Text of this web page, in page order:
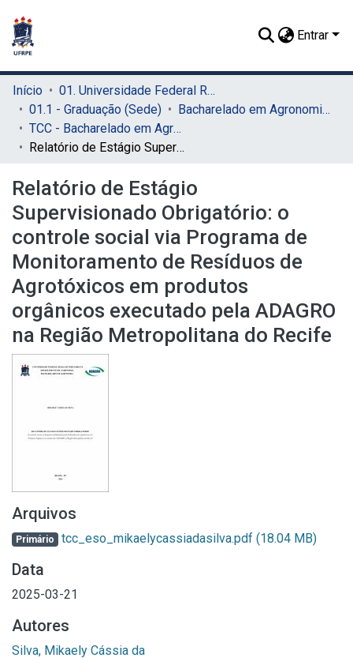
Entrar
Início
01. Universidade Federal Rural de Pernambuco - UFRPE (Sede)
01.1 - Graduação (Sede)
Bacharelado em Agronomia (Sede)
TCC - Bacharelado em Agronomia (Sede)
Relatório de Estágio Supervisionado Obrigatório: o controle social via Programa de Monitoramento de Resíduos de Agrotóxicos em produtos orgânicos executado pela ADAGRO na Região Metropolitana do Recife
Relatório de Estágio
Supervisionado Obrigatório: o
controle social via Programa de
Monitoramento de Resíduos de
Agrotóxicos em produtos
orgânicos executado pela ADAGRO
na Região Metropolitana do Recife
Arquivos
Primário tcc_eso_mikaelycassiadasilva.pdf (18.04 MB)
Data
2025-03-21
Autores
Silva, Mikaely Cássia da